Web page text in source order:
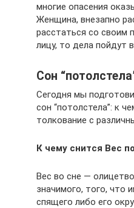
многие опасения
Женщина, внезапно
расстаться со своим
лицу, то дела пойдут в
Сон
Сегодня мы
сон “потолстела”: к
толкование с
К чему снится Вес
Вес во сне —
значимого, того, что
спящего либо его